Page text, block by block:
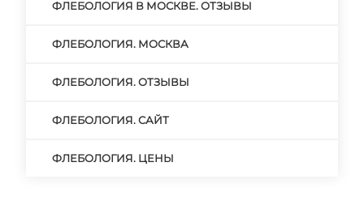
ФЛЕБОЛОГИЯ В МОСКВЕ. ОТЗЫВЫ
ФЛЕБОЛОГИЯ. МОСКВА
ФЛЕБОЛОГИЯ. ОТЗЫВЫ
ФЛЕБОЛОГИЯ. САЙТ
ФЛЕБОЛОГИЯ. ЦЕНЫ